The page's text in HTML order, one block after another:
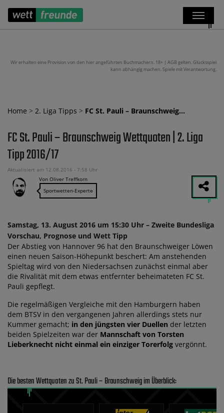
Wir erhalten eine Provision von den hier angeführten Buchmachern. 18+ | AGB gelten. Glücksspiel
kann abhängig machen. Spiele mit Verantwortung.
Home > 2. Liga Tipps > FC St. Pauli – Braunschweig…
FC St. Pauli – Braunschweig Wettquoten | 2. Liga
Tipp 2016/17
Aktualisiert am 12.08.2016 - 7:58 Uhr
Von Oliver Treffkorn
Sportwetten-Experte
Samstag, 13. August 2016 um 15:30 Uhr – Zweite Bundesliga
Vorschau, Prognose und Wett Tipp
Der Abstieg von Hannover 96 hat den Braunschweiger Löwen
einen neuen Saison-Höhepunkt beschert: Am anstehenden
Spieltag wird von den Niedersachsen zunächst einmal aber
die Rivalität mit dem etwas entfernter beheimateten FC St.
Pauli gepflegt.
Die regelmäßigen Vergleiche mit den Hamburgern haben
dem BTSV in den vergangenen Jahren allerdings stets nur
Kummer gemacht; in den jüngsten vier Duellen der letzten
beiden Spielzeiten war der Mannschaft von Torsten
Lieberknecht nicht einmal ein einziger Torerfolg vergönnt.
Die besten Wettquoten zu St. Pauli – Braunschweig im Überblick: